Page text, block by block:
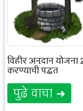
विहीर अनुदान योजना
करण्याची पद्धत
पुढे वाचा ➜